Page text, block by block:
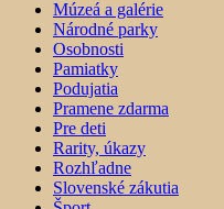
Múzeá a galérie
Národné parky
Osobnosti
Pamiatky
Podujatia
Pramene zdarma
Pre deti
Rarity, úkazy
Rozhľadne
Slovenské zákutia